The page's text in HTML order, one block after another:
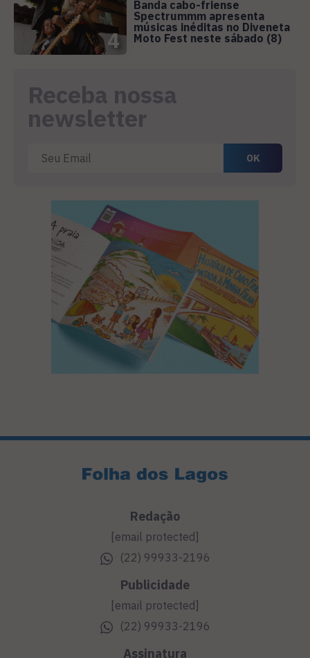
4
Banda cabo-friense
Spectrummm apresenta
músicas inéditas no Diveneta
Moto Fest neste sábado (8)
Receba nossa
newsletter
Redação
[email protected]
(22) 99933-2196
Publicidade
[email protected]
(22) 99933-2196
Assinatura